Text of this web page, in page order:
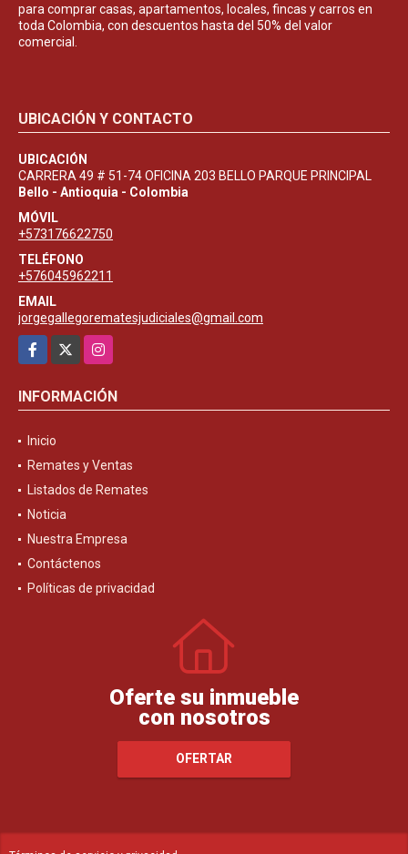
para comprar casas, apartamentos, locales, fincas y carros en
toda Colombia, con descuentos hasta del 50% del valor
comercial.
UBICACIÓN Y CONTACTO
UBICACIÓN
CARRERA 49 # 51-74 OFICINA 203 BELLO PARQUE PRINCIPAL
Bello - Antioquia - Colombia
MÓVIL
+573176622750
TELÉFONO
+576045962211
EMAIL
jorgegallegorematesjudiciales@gmail.com
Facebook
Instagram
INFORMACIÓN
Inicio
Remates y Ventas
Listados de Remates
Noticia
Nuestra Empresa
Contáctenos
Políticas de privacidad
Oferte su inmueble
con nosotros
OFERTAR